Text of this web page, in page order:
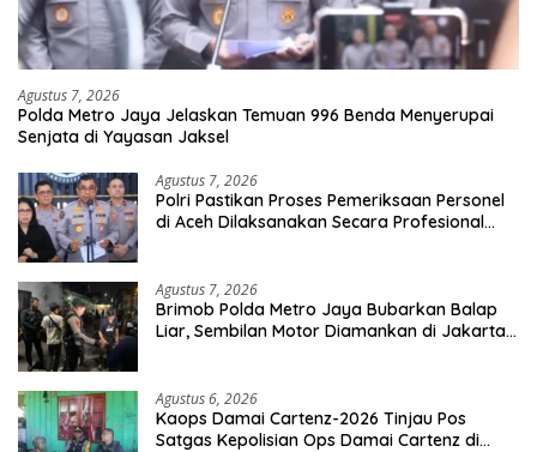
Agustus 7, 2026
Polda Metro Jaya Jelaskan Temuan 996 Benda Menyerupai
Senjata di Yayasan Jaksel
Agustus 7, 2026
Polri Pastikan Proses Pemeriksaan Personel
di Aceh Dilaksanakan Secara Profesional
Agustus 7, 2026
Brimob Polda Metro Jaya Bubarkan Balap
Liar, Sembilan Motor Diamankan di Jakarta
Agustus 6, 2026
Kaops Damai Cartenz-2026 Tinjau Pos
Satgas Kepolisian Ops Damai Cartenz di